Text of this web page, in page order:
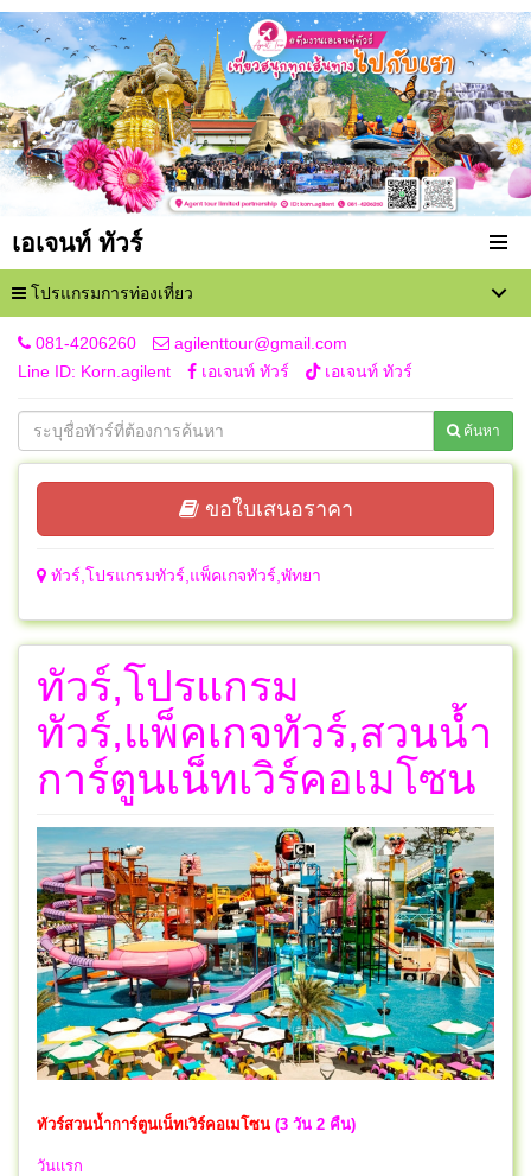
เอเจนท์ ทัวร์
โปรแกรมการท่องเที่ยว
081-4206260
agilenttour@gmail.com
Line ID: Korn.agilent
เอเจนท์ ทัวร์ เอเจนท์ ทัวร์
ค้นหา
ขอใบเสนอราคา
ทัวร์,โปรแกรมทัวร์,แพ็คเกจทัวร์,พัทยา
ทัวร์,โปรแกรม
ทัวร์,แพ็คเกจทัวร์,สวนน้ำ
การ์ตูนเน็ทเวิร์คอเมโซน
ทัวร์สวนน้ำการ์ตูนเน็ทเวิร์คอเมโซน (3 วัน 2 คืน)
วันแรก